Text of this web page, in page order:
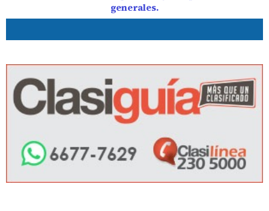
generales.